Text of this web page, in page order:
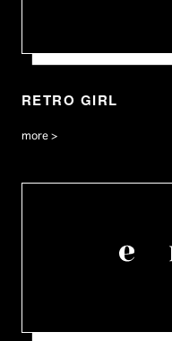
RETRO GIRL
more >